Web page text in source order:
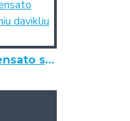
REFCO kondensato siurblys su optiniu davikliu VAMP-X